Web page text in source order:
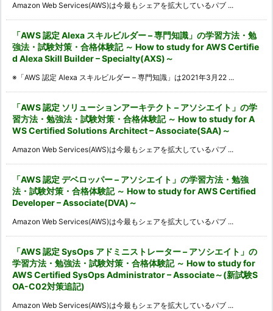
Amazon Web Services(AWS)は今最もシェアを拡大しているパブ ...
「AWS 認定 Alexa スキルビルダー – 専門知識」の学習方法・勉
強法・試験対策・合格体験記 ～ How to study for AWS Certifie
d Alexa Skill Builder – Specialty(AXS)～
※「AWS 認定 Alexa スキルビルダー – 専門知識」は2021年3月22 ...
「AWS 認定 ソリューションアーキテクト – アソシエイト」の学
習方法・勉強法・試験対策・合格体験記 ～ How to study for A
WS Certified Solutions Architect – Associate(SAA)～
Amazon Web Services(AWS)は今最もシェアを拡大しているパブ ...
「AWS 認定 デベロッパー – アソシエイト」の学習方法・勉強
法・試験対策・合格体験記 ～ How to study for AWS Certified
Developer – Associate(DVA)～
Amazon Web Services(AWS)は今最もシェアを拡大しているパブ ...
「AWS 認定 SysOps アドミニストレーター – アソシエイト」の
学習方法・勉強法・試験対策・合格体験記 ～ How to study for
AWS Certified SysOps Administrator – Associate～(新試験S
OA-C02対策追記)
Amazon Web Services(AWS)は今最もシェアを拡大しているパブ ...